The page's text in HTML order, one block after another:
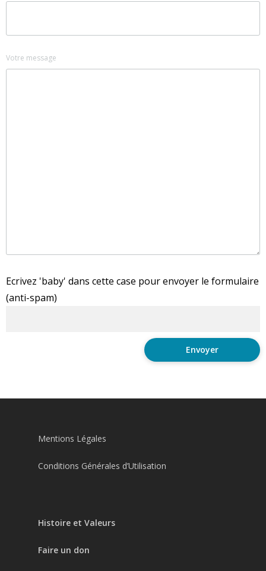
Votre message
Ecrivez 'baby' dans cette case pour envoyer le formulaire
(anti-spam)
Mentions Légales
Conditions Générales d’Utilisation
Histoire et Valeurs
Faire un don